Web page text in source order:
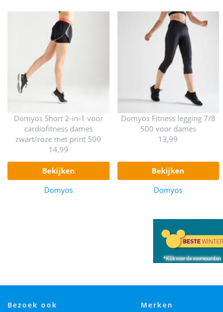
Domyos Short 2-in-1 voor
cardiofitness dames
zwart/roze met print 500
14,99
bekijken
Domyos
Domyos Fitness legging 7/8
500 voor dames
13,99
bekijken
Domyos
bezoek ook merken